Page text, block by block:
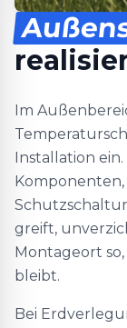
Im
Installation
greift,
Montageort
bleibt.
Bei